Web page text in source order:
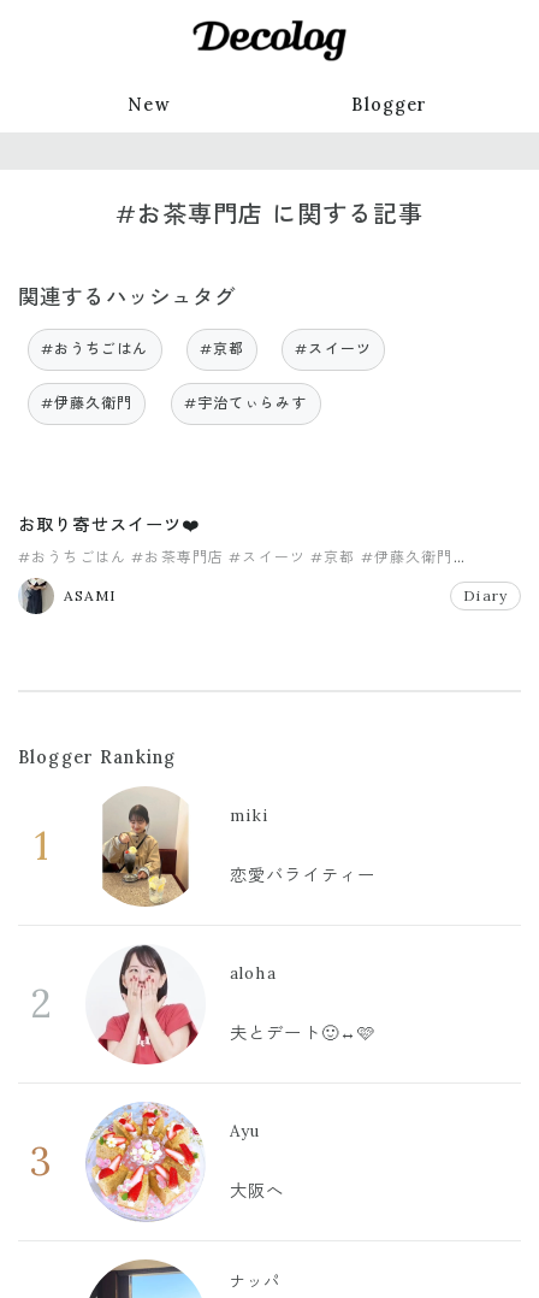
New Blogger
#お茶専門店 に関する記事
関連するハッシュタグ
#おうちごはん #京都 #スイーツ
#伊藤久衛門 #宇治てぃらみす
お取り寄せスイーツ❤️
#おうちごはん #お茶専門店 #スイーツ #京都 #伊藤久衛門
#宇治てぃらみす
ASAMI
Diary
Blogger Ranking
1
miki
恋愛バライティー
2
aloha
夫とデート🙂‍↔️🩷
3
Ayu
大阪へ
ナッパ